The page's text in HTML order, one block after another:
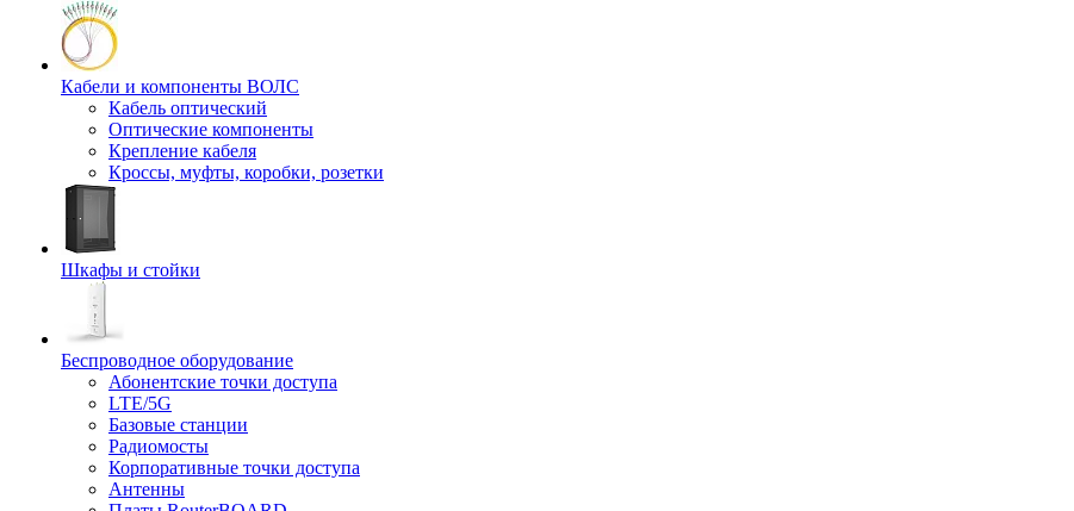
Кабели и компоненты ВОЛС
Кабель оптический
Оптические компоненты
Крепление кабеля
Кроссы, муфты, коробки, розетки
Шкафы и стойки
Беспроводное оборудование
Абонентские точки доступа
LTE/5G
Базовые станции
Радиомосты
Корпоративные точки доступа
Антенны